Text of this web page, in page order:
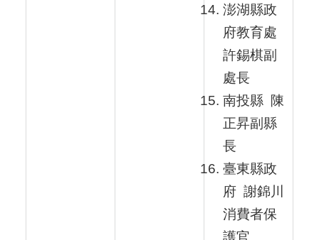
澎湖縣政
府教育處
許錫棋副
處長
南投縣 陳
正昇副縣
長
臺東縣政
府 謝錦川
消費者保
護官